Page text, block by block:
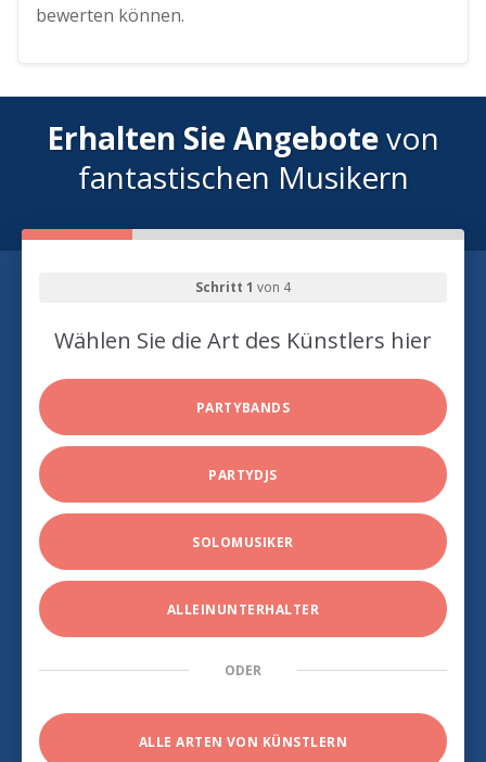
bewerten können.
Erhalten Sie Angebotevon
fantastischen Musikern
Schritt 1 von 4
Wählen Sie die Art des Künstlers hier
PARTYBANDS
PARTYDJS
SOLOMUSIKER
ALLEINUNTERHALTER
ODER
ALLE ARTEN VON KÜNSTLERN